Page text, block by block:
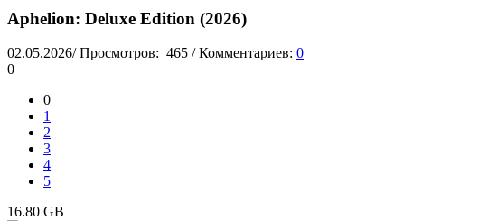
Aphelion: Deluxe Edition (2026)
02.05.2026/ Просмотров: 465 / Комментариев: 0
0
0
1
2
3
4
5
16.80 GB